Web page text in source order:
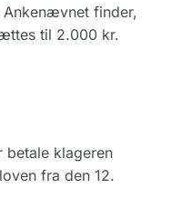
Ankenævnet finder,
til 2.000 kr.
betale klageren
fra den 12.